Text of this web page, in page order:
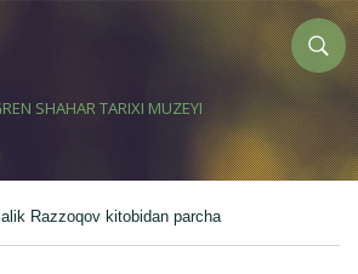
SHAHAR TARIXI MUZEYI
Razzoqov kitobidan parcha